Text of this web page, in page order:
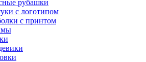
рубашки
с логотипом
с принтом